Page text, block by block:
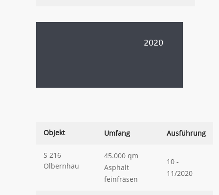
2020
Objekt Umfang Ausführung
S 216
Olbernhau
45.000 qm
Asphalt
feinfräsen
10 -
11/2020